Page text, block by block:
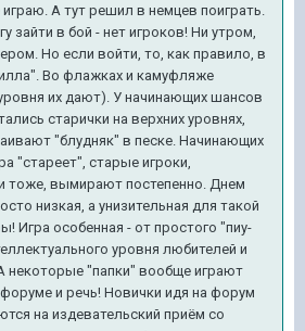
А тут решил в немцев поиграть.
зайти в бой - нет игроков! Ни утром,
Но если войти, то, как правило, в
Во флажках и камуфляже
их дают). У начинающих шансов
старички на верхних уровнях,
"блудняк" в песке. Начинающих
"стареет", старые игроки,
тоже, вымирают постепенно. Днем
низкая, а унизительная для такой
Игра особенная - от простого "пиу-
уровня любителей и
некоторые "папки" вообще играют
и речь! Новички идя на форум
на издевательский приём со